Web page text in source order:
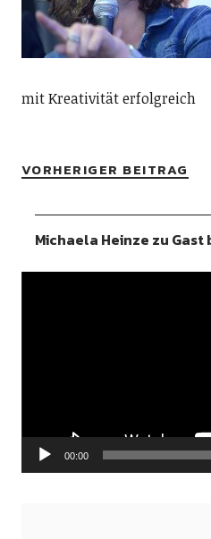
mit Kreativität erfolgreich
VORHERIGER BEITRAG
Michaela Heinze zu Gast
00:00